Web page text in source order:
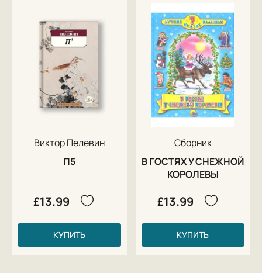
Виктор Пелевин
П5
£13.99
КУПИТЬ
Сборник
В ГОСТЯХ У СНЕЖНОЙ
КОРОЛЕВЫ
£13.99
КУПИТЬ